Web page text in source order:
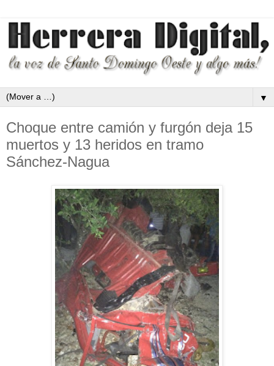
▼
Choque entre camión y furgón deja 15
muertos y 13 heridos en tramo
Sánchez-Nagua